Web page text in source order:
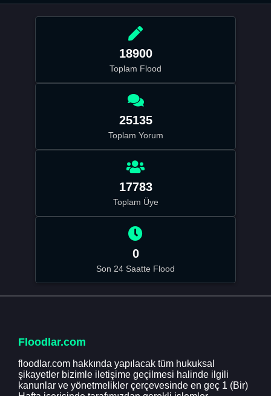
18900
Toplam Flood
25135
Toplam Yorum
17783
Toplam Üye
0
Son 24 Saatte Flood
Floodlar.com
floodlar.com hakkında yapılacak tüm hukuksal
şikayetler bizimle iletişime geçilmesi halinde ilgili
kanunlar ve yönetmelikler çerçevesinde en geç 1 (Bir)